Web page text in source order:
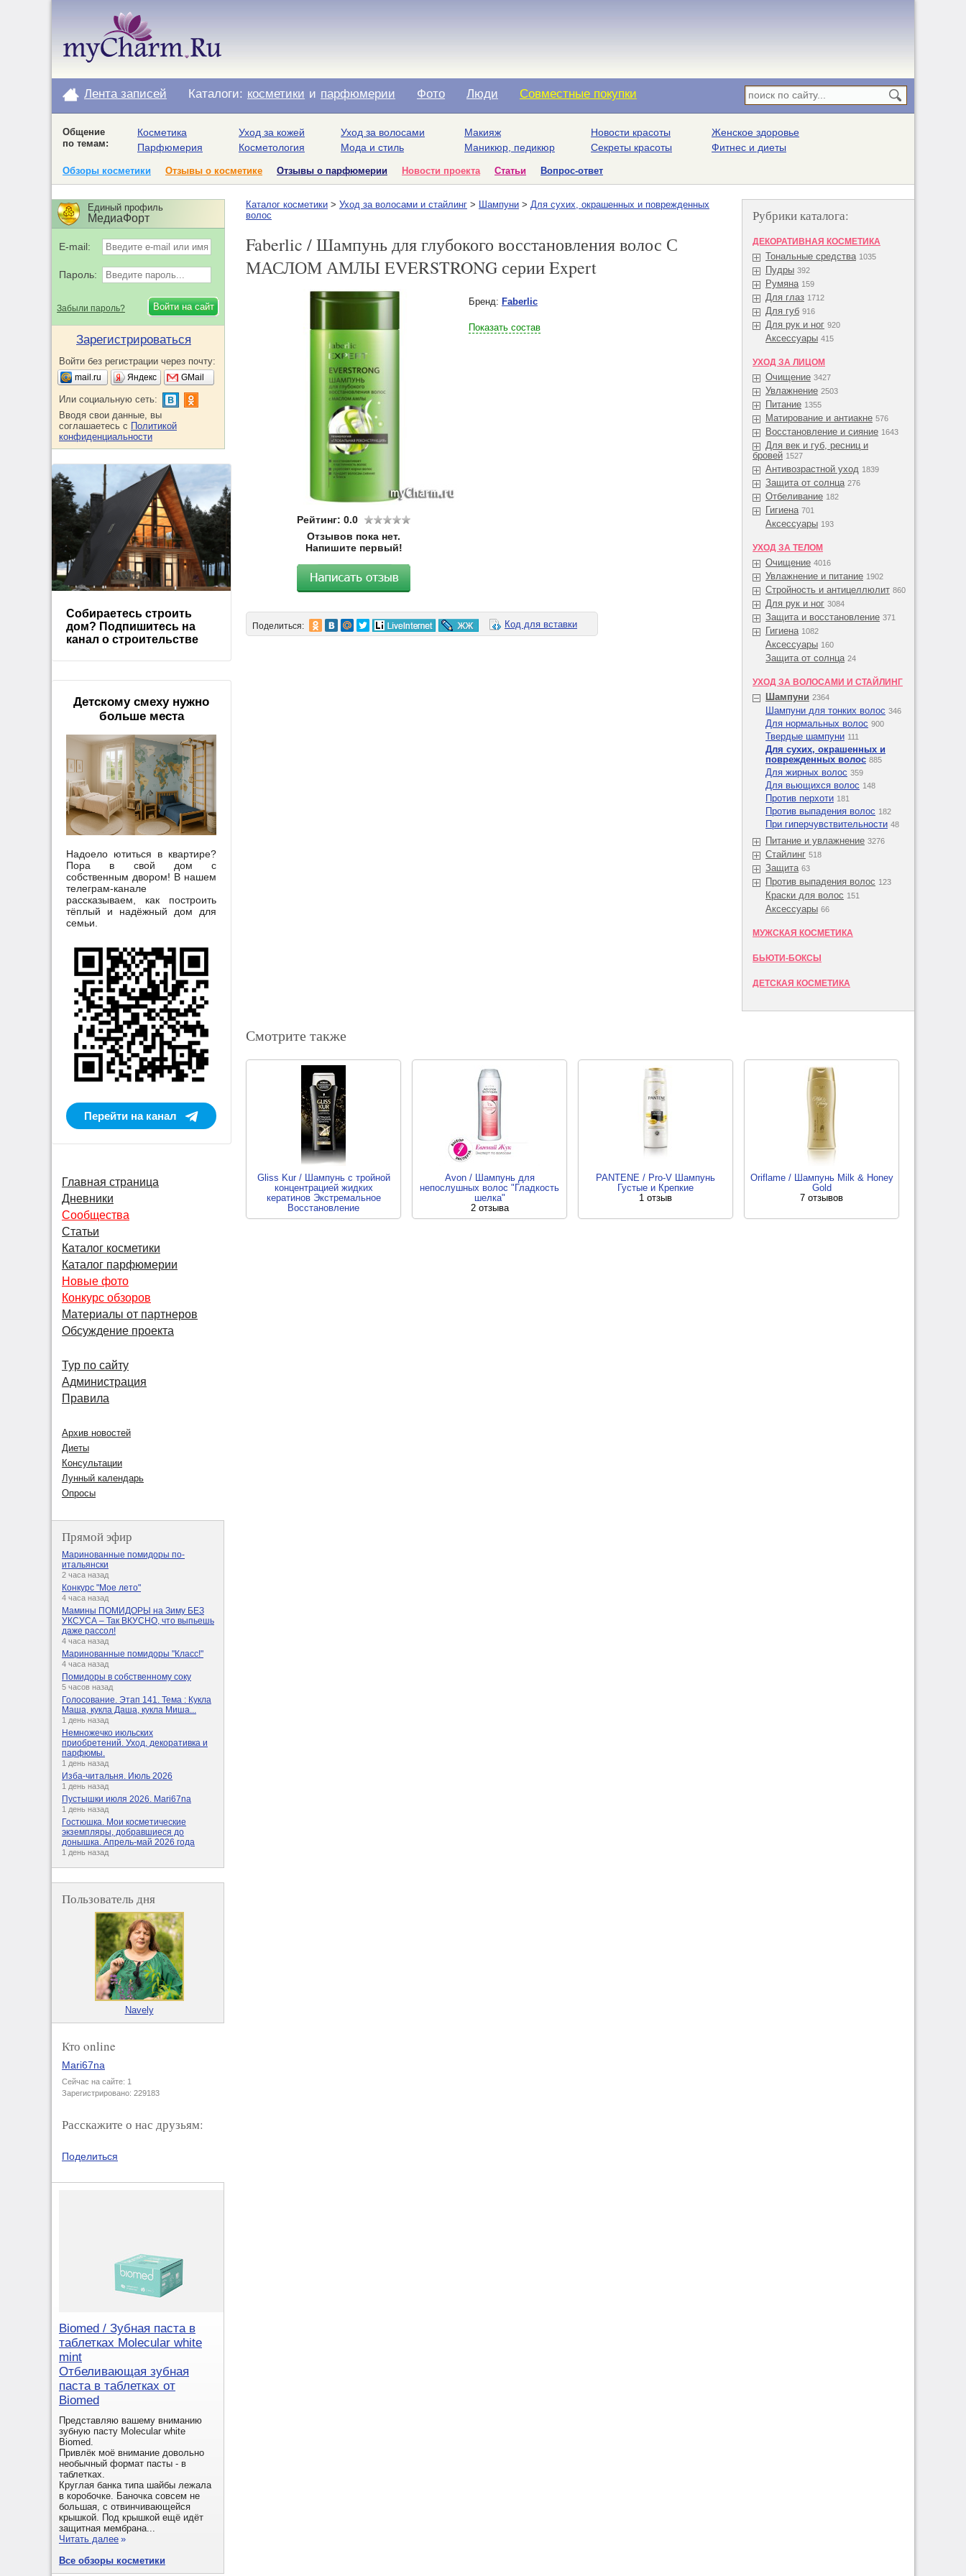
Лента записей Каталоги: косметики и парфюмерии Фото Люди Совместные покупки
Общение
по темам:
Косметика
Парфюмерия
Уход за кожей
Косметология
Уход за волосами
Мода и стиль
Макияж
Маникюр, педикюр
Новости красоты
Секреты красоты
Женское здоровье
Фитнес и диеты
Обзоры косметики Отзывы о косметике Отзывы о парфюмерии Новости проекта Статьи Вопрос-ответ
Каталог косметики > Уход за волосами и стайлинг > Шампуни > Для сухих, окрашенных и поврежденных
волос
Faberlic / Шампунь для глубокого восстановления волос С
МАСЛОМ АМЛЫ EVERSTRONG серии Expert
Рейтинг: 0.0
Отзывов пока нет.
Напишите первый!
Бренд: Faberlic
Показать состав
Поделиться: Код для вставки
Рубрики каталога:
ДЕКОРАТИВНАЯ КОСМЕТИКА
Тональные средства 1035
Пудры 392
Румяна 159
Для глаз 1712
Для губ 916
Для рук и ног 920
Аксессуары 415
УХОД ЗА ЛИЦОМ
Очищение 3427
Увлажнение 2503
Питание 1355
Матирование и антиакне 576
Восстановление и сияние 1643
Для век и губ, ресниц и
бровей 1527
Антивозрастной уход 1839
Защита от солнца 276
Отбеливание 182
Гигиена 701
Аксессуары 193
УХОД ЗА ТЕЛОМ
Очищение 4016
Увлажнение и питание 1902
Стройность и антицеллюлит 860
Для рук и ног 3084
Защита и восстановление 371
Гигиена 1082
Аксессуары 160
Защита от солнца 24
УХОД ЗА ВОЛОСАМИ И СТАЙЛИНГ
Шампуни 2364
Шампуни для тонких волос 346
Для нормальных волос 900
Твердые шампуни 111
Для сухих, окрашенных и
поврежденных волос 885
Для жирных волос 359
Для вьющихся волос 148
Против перхоти 181
Против выпадения волос 182
При гиперчувствительности 48
Питание и увлажнение 3276
Стайлинг 518
Защита 63
Против выпадения волос 123
Краски для волос 151
Аксессуары 66
МУЖСКАЯ КОСМЕТИКА
БЬЮТИ-БОКСЫ
ДЕТСКАЯ КОСМЕТИКА
Смотрите также
Gliss Kur / Шампунь с тройной
концентрацией жидких
кератинов Экстремальное
Восстановление
2 отзыва
Avon / Шампунь для
непослушных волос "Гладкость
шелка"
2 отзыва
PANTENE / Pro-V Шампунь
Густые и Крепкие
1 отзыв
Oriflame / Шампунь Milk & Honey
Gold
7 отзывов
Единый профиль
МедиаФорт
E-mail:
Пароль:
Забыли пароль?
Зарегистрироваться
Войти без регистрации через почту:
mail.ru Яндекс GMail
Или социальную сеть:
Вводя свои данные, вы
соглашаетесь с Политикой
конфиденциальности
Собираетесь строить
дом? Подпишитесь на
канал о строительстве
Детскому смеху нужно
больше места
Надоело ютиться в квартире?
Пора в свой дом с
собственным двором! В нашем
телеграм-канале
рассказываем, как построить
тёплый и надёжный дом для
семьи.
Перейти на канал
Главная страница
Дневники
Сообщества
Статьи
Каталог косметики
Каталог парфюмерии
Новые фото
Конкурс обзоров
Материалы от партнеров
Обсуждение проекта
Тур по сайту
Администрация
Правила
Архив новостей
Диеты
Консультации
Лунный календарь
Опросы
Прямой эфир
Маринованные помидоры по-
итальянски
2 часа назад
Конкурс "Мое лето"
4 часа назад
Мамины ПОМИДОРЫ на Зиму БЕЗ
УКСУСА – Так ВКУСНО, что выпьешь
даже рассол!
4 часа назад
Маринованные помидоры "Класс!"
4 часа назад
Помидоры в собственному соку
5 часов назад
Голосование. Этап 141. Тема : Кукла
Маша, кукла Даша, кукла Миша...
1 день назад
Немножечко июльских
приобретений. Уход, декоративка и
парфюмы.
1 день назад
Изба-читальня. Июль 2026
1 день назад
Пустышки июля 2026. Mari67na
1 день назад
Гостюшка. Мои косметические
экземпляры, добравшиеся до
донышка. Апрель-май 2026 года
1 день назад
Пользователь дня
Navely
Кто online
Mari67na
Сейчас на сайте: 1
Зарегистрировано: 229183
Расскажите о нас друзьям:
Поделиться
Biomed / Зубная паста в
таблетках Molecular white
mint
Отбеливающая зубная
паста в таблетках от
Biomed
Представляю вашему вниманию
зубную пасту Molecular white
Biomed.
Привлёк моё внимание довольно
необычный формат пасты - в
таблетках.
Круглая банка типа шайбы лежала
в коробочке. Баночка совсем не
большая, с отвинчивающейся
крышкой. Под крышкой ещё идёт
защитная мембрана...
Читать далее »
Все обзоры косметики